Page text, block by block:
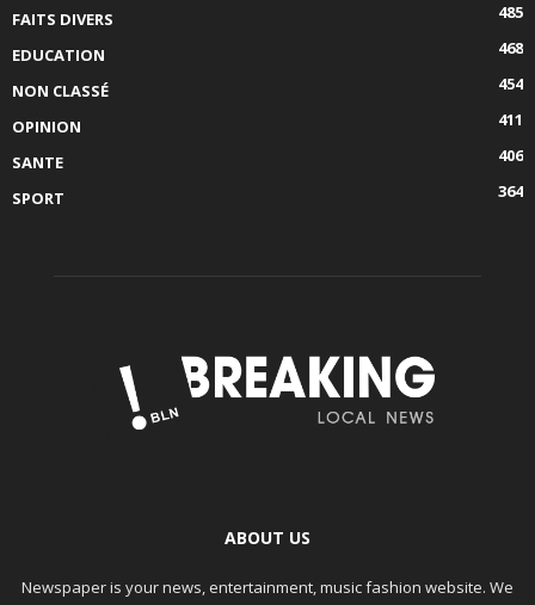
FAITS DIVERS
485
EDUCATION
468
NON CLASSÉ
454
OPINION
411
SANTE
406
SPORT
364
ABOUT US
Newspaper is your news, entertainment, music fashion website. We